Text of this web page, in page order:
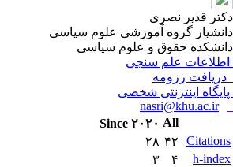
دکتر قدیر نصری
دانشیار گروه آموزشی علوم سیاسی
دانشکده حقوق و علوم سیاسی
اطلاعات علم سنجی
دریافت رزومه
پایگاه اینترنتی شخصی
nasri@khu.ac.ir
All Since ۲۰۲۰
Citations
۴۲ ۲۸
h-index
۴
۳